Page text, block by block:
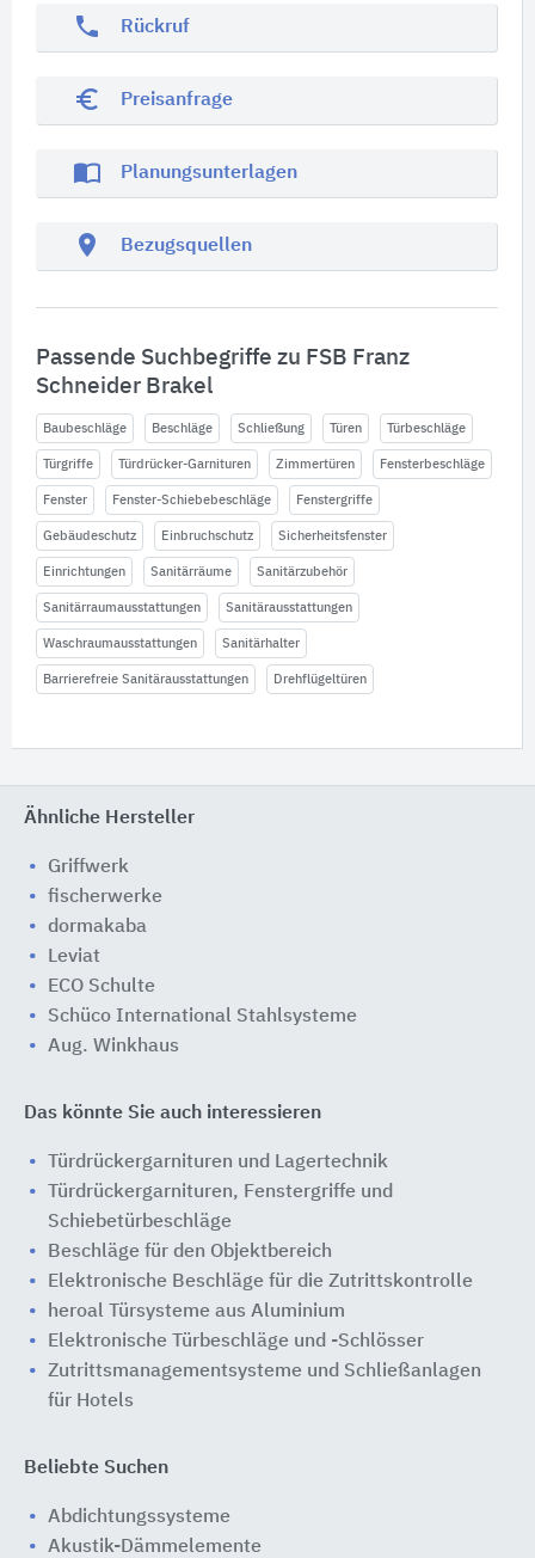
phone Rückruf
euro_symbol Preisanfrage
import_contacts Planungsunterlagen
location_on Bezugsquellen
Passende Suchbegriffe zu FSB Franz
Schneider Brakel
Baubeschläge Beschläge Schließung Türen Türbeschläge
Türgriffe Türdrücker-Garnituren Zimmertüren Fensterbeschläge
Fenster Fenster-Schiebebeschläge Fenstergriffe
Gebäudeschutz Einbruchschutz Sicherheitsfenster
Einrichtungen Sanitärräume Sanitärzubehör
Sanitärraumausstattungen Sanitärausstattungen
Waschraumausstattungen Sanitärhalter
Barrierefreie Sanitärausstattungen Drehflügeltüren
Ähnliche Hersteller
Griffwerk
fischerwerke
dormakaba
Leviat
ECO Schulte
Schüco International Stahlsysteme
Aug. Winkhaus
Das könnte Sie auch interessieren
Türdrückergarnituren und Lagertechnik
Türdrückergarnituren, Fenstergriffe und
Schiebetürbeschläge
Beschläge für den Objektbereich
Elektronische Beschläge für die Zutrittskontrolle
heroal Türsysteme aus Aluminium
Elektronische Türbeschläge und -Schlösser
Zutrittsmanagementsysteme und Schließanlagen
für Hotels
Beliebte Suchen
Abdichtungssysteme
Akustik-Dämmelemente